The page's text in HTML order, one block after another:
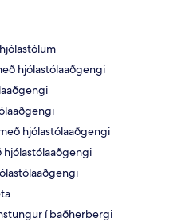
hjólastólaaðgengi
hjólastólaaðgengi
hjólastólaaðgengi
í baðherbergi